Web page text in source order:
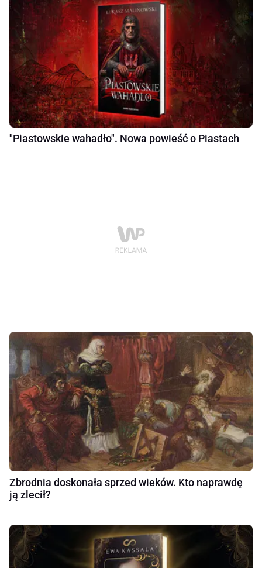
"Piastowskie wahadło". Nowa powieść o Piastach
Zbrodnia doskonała sprzed wieków. Kto naprawdę
ją zlecił?